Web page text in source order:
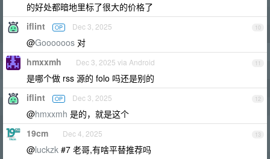
的好处都暗地里标了很大的价格了
10
iflint OP Dec 3, 2025
@Goooooos 对
11
hmxxmh Dec 3, 2025 via Android
是哪个做 rss 源的 folo 吗还是别的
12
iflint OP Dec 3, 2025
@hmxxmh 是的，就是这个
13
19cm Dec 4, 2025
@luckzk #7 老哥,有啥平替推荐吗